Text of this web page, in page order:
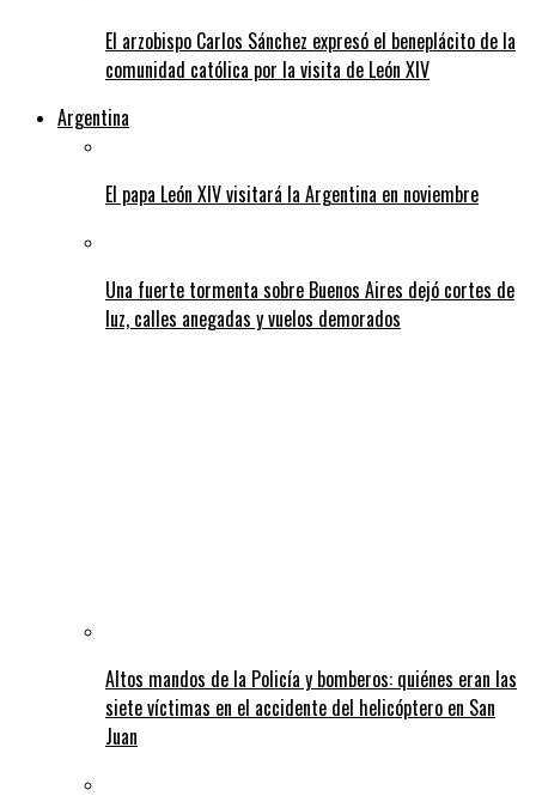
El arzobispo Carlos Sánchez expresó el beneplácito de la
comunidad católica por la visita de León XIV
Argentina
El papa León XIV visitará la Argentina en noviembre
Una fuerte tormenta sobre Buenos Aires dejó cortes de
luz, calles anegadas y vuelos demorados
Altos mandos de la Policía y bomberos: quiénes eran las
siete víctimas en el accidente del helicóptero en San
Juan